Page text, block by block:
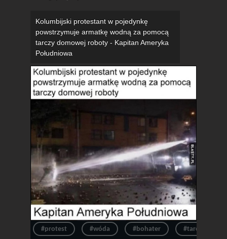
Kolumbijski protestant w pojedynkę
powstrzymuje armatkę wodną za pomocą
tarczy domowej roboty - Kapitan Ameryka
Południowa
#protest #wóda #bohater #tarcza